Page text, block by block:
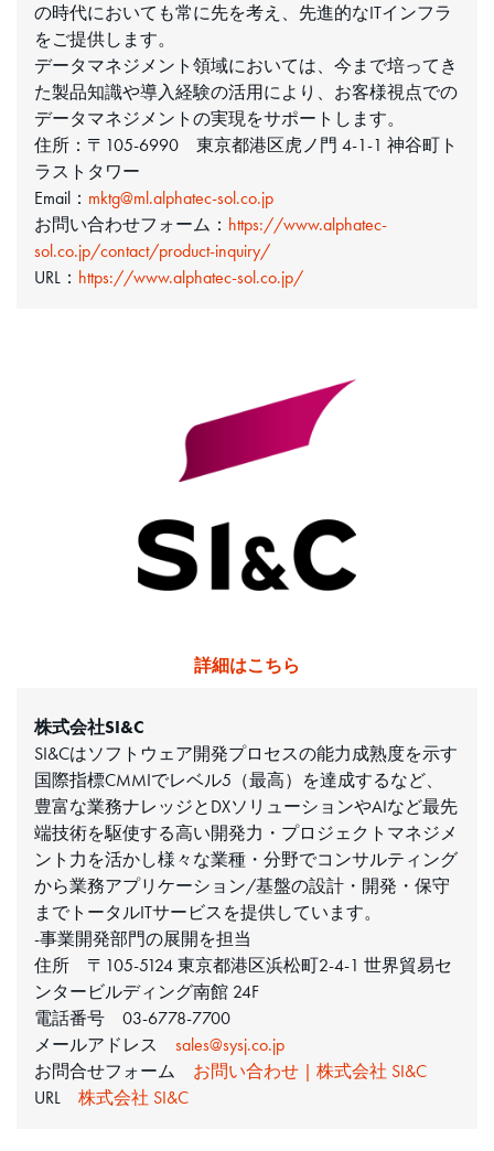
の時代においても常に先を考え、先進的なITインフラ
をご提供します。
データマネジメント領域においては、今まで培ってき
た製品知識や導入経験の活用により、お客様視点での
データマネジメントの実現をサポートします。
住所：〒105-6990 東京都港区虎ノ門 4-1-1 神谷町ト
ラストタワー
Email： mktg@ml.alphatec-sol.co.jp
お問い合わせフォーム： https://www.alphatec-
sol.co.jp/contact/product-inquiry/
URL： https://www.alphatec-sol.co.jp/
詳細はこちら
株式会社SI&C
SI&Cはソフトウェア開発プロセスの能力成熟度を示す
国際指標CMMIでレベル5（最高）を達成するなど、
豊富な業務ナレッジとDXソリューションやAIなど最先
端技術を駆使する高い開発力・プロジェクトマネジメ
ント力を活かし様々な業種・分野でコンサルティング
から業務アプリケーション/基盤の設計・開発・保守
までトータルITサービスを提供しています。
-事業開発部門の展開を担当
住所 〒105-5124 東京都港区浜松町2-4-1 世界貿易セ
ンタービルディング南館 24F
電話番号 03-6778-7700
メールアドレス sales@sysj.co.jp​ ​
お問合せフォーム お問い合わせ | 株式会社 SI&C​ ​
URL 株式会社 SI&C​